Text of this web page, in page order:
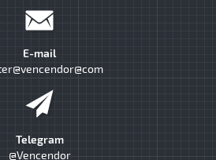
E-mail
Telegram
@Vencendor